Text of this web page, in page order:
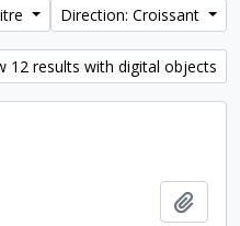
Direction: Croissant
12 results with digital objects